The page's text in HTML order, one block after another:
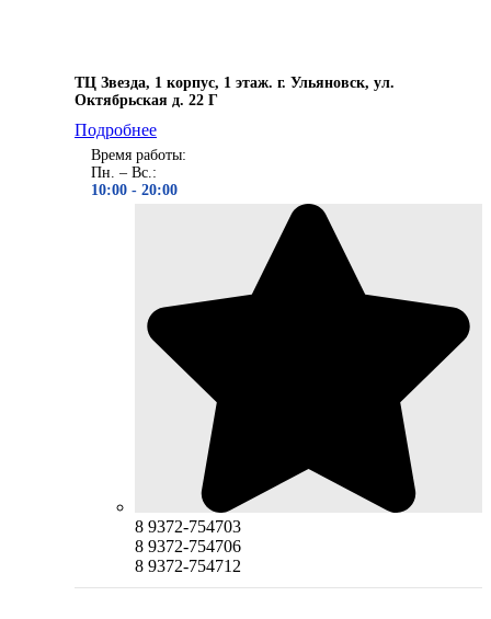
ТЦ Звезда, 1 корпус, 1 этаж. г. Ульяновск, ул.
Октябрьская д. 22 Г
Подробнее
Время работы:
Пн. – Вс.:
10:00 - 20:00
8 9372-754703
8 9372-754706
8 9372-754712